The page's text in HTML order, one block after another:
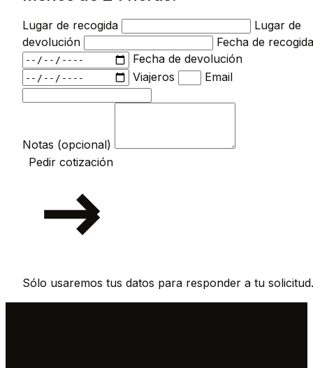
Lugar de recogida
Lugar de
devolución
Fecha de recogida
Fecha de devolución
Viajeros
Email
Notas (opcional)
Pedir cotización
Sólo usaremos tus datos para responder a tu solicitud.